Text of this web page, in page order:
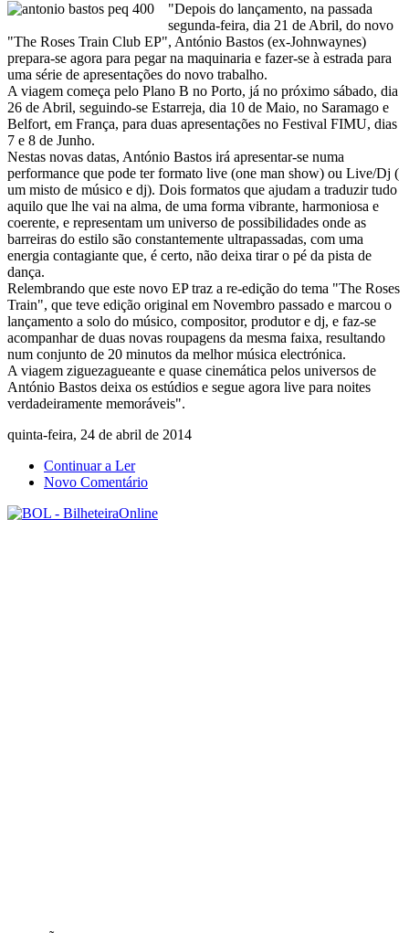
"Depois do lançamento, na passada
segunda-feira, dia 21 de Abril, do novo
"The Roses Train Club EP", António Bastos (ex-Johnwaynes)
prepara-se agora para pegar na maquinaria e fazer-se à estrada para
uma série de apresentações do novo trabalho.
A viagem começa pelo Plano B no Porto, já no próximo sábado, dia
26 de Abril, seguindo-se Estarreja, dia 10 de Maio, no Saramago e
Belfort, em França, para duas apresentações no Festival FIMU, dias
7 e 8 de Junho.
Nestas novas datas, António Bastos irá apresentar-se numa
performance que pode ter formato live (one man show) ou Live/Dj (
um misto de músico e dj). Dois formatos que ajudam a traduzir tudo
aquilo que lhe vai na alma, de uma forma vibrante, harmoniosa e
coerente, e representam um universo de possibilidades onde as
barreiras do estilo são constantemente ultrapassadas, com uma
energia contagiante que, é certo, não deixa tirar o pé da pista de
dança.
Relembrando que este novo EP traz a re-edição do tema "The Roses
Train", que teve edição original em Novembro passado e marcou o
lançamento a solo do músico, compositor, produtor e dj, e faz-se
acompanhar de duas novas roupagens da mesma faixa, resultando
num conjunto de 20 minutos da melhor música electrónica.
A viagem ziguezagueante e quase cinemática pelos universos de
António Bastos deixa os estúdios e segue agora live para noites
verdadeiramente memoráveis".
quinta-feira, 24 de abril de 2014
Continuar a Ler
Novo Comentário